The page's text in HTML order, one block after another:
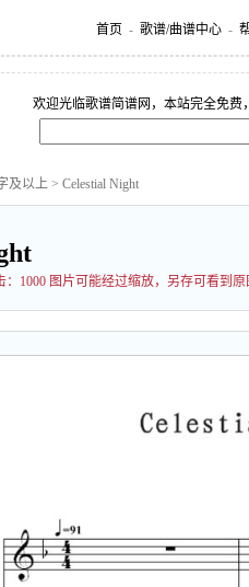
首页 - 歌谱/曲谱中心 -
欢迎光临歌谱简谱网，本站完全免费
及以上 > Celestial Night
1000 图片可能经过缩放，另存可看到